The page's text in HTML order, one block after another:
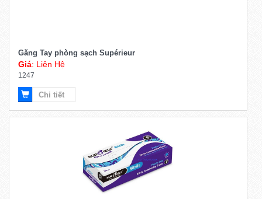
Găng Tay phòng sạch Supérieur
Giá: Liên Hệ
1247
Chi tiết